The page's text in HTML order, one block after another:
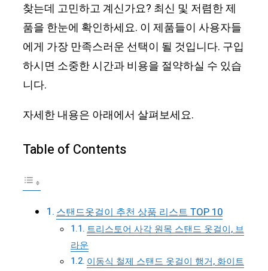
찾는데 고민하고 계신가요? 최신 및 저렴한 제
품을 한눈에 확인하세요. 이 제품들이 사용자들
에게 가장 만족스러운 선택이 될 것입니다. 구입
하시면 소중한 시간과 비용을 절약하실 수 있습
니다.
자세한 내용은 아래에서 살펴보세요.
Table of Contents
스탠드옷걸이 추천 상품 리스트 TOP 10
트리스토어 사각 원목 스탠드 옷걸이, 브
라운
이동식 철제 스탠드 옷걸이 행거, 화이트